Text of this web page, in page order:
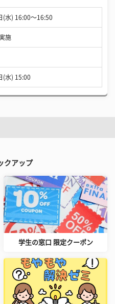
(水) 16:00〜16:50
施
(水) 15:00
クアップ
学生の窓口 限定クーポン